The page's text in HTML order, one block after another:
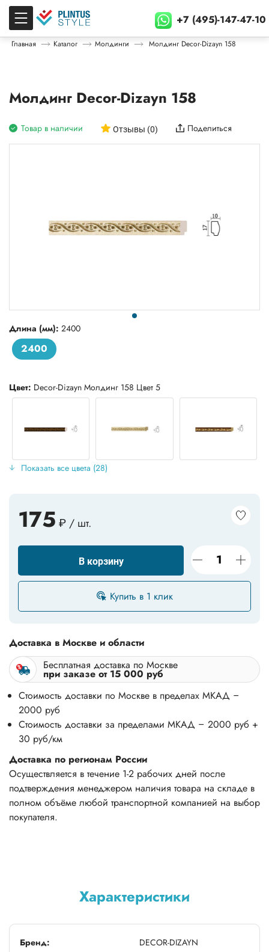
+7 (495)-147-47-10
Главная Каталог Молдинги Молдинг Decor-Dizayn 158
Молдинг Decor-Dizayn 158
Товар в наличии Отзывы (0) Поделиться
Длина (мм): 2400
2400
Цвет: Decor-Dizayn Молдинг 158 Цвет 5
Показать все цвета (28)
175 ₽ / шт.
В корзину
Купить в 1 клик
Доставка в Москве и области
Бесплатная доставка по Москве
при заказе от 15 000 руб
Стоимость доставки по Москве в пределах МКАД –
2000 руб
Стоимость доставки за пределами МКАД – 2000 руб +
30 руб/км
Доставка по регионам России
Осуществляется в течение 1-2 рабочих дней после
подтверждения менеджером наличия товара на складе в
полном объёме любой транспортной компанией на выбор
покупателя.
Характеристики
Бренд:
DECOR-DIZAYN